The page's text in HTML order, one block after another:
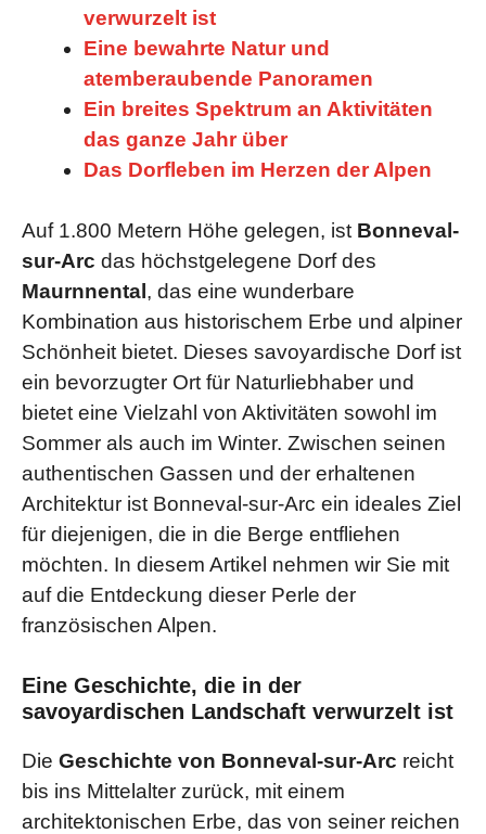
verwurzelt ist
Eine bewahrte Natur und
atemberaubende Panoramen
Ein breites Spektrum an Aktivitäten
das ganze Jahr über
Das Dorfleben im Herzen der Alpen
Auf 1.800 Metern Höhe gelegen, ist Bonneval-
sur-Arc das höchstgelegene Dorf des
Maurnnental , das eine wunderbare
Kombination aus historischem Erbe und alpiner
Schönheit bietet. Dieses savoyardische Dorf ist
ein bevorzugter Ort für Naturliebhaber und
bietet eine Vielzahl von Aktivitäten sowohl im
Sommer als auch im Winter. Zwischen seinen
authentischen Gassen und der erhaltenen
Architektur ist Bonneval-sur-Arc ein ideales Ziel
für diejenigen, die in die Berge entfliehen
möchten. In diesem Artikel nehmen wir Sie mit
auf die Entdeckung dieser Perle der
französischen Alpen.
Eine Geschichte, die in der
savoyardischen Landschaft verwurzelt ist
Die Geschichte von Bonneval-sur-Arc reicht
bis ins Mittelalter zurück, mit einem
architektonischen Erbe, das von seiner reichen